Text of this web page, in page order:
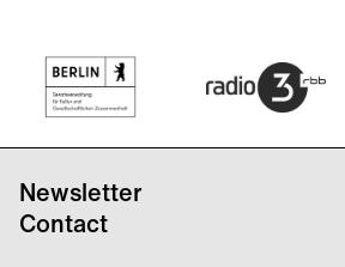
Newsletter
Contact